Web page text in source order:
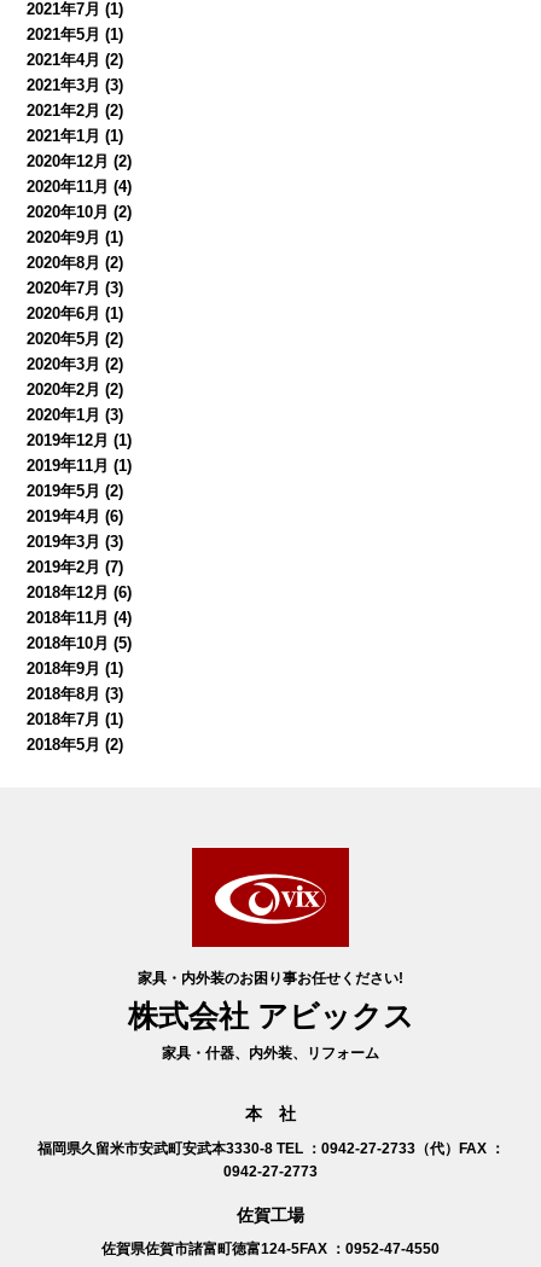
2021年7月 (1)
2021年5月 (1)
2021年4月 (2)
2021年3月 (3)
2021年2月 (2)
2021年1月 (1)
2020年12月 (2)
2020年11月 (4)
2020年10月 (2)
2020年9月 (1)
2020年8月 (2)
2020年7月 (3)
2020年6月 (1)
2020年5月 (2)
2020年3月 (2)
2020年2月 (2)
2020年1月 (3)
2019年12月 (1)
2019年11月 (1)
2019年5月 (2)
2019年4月 (6)
2019年3月 (3)
2019年2月 (7)
2018年12月 (6)
2018年11月 (4)
2018年10月 (5)
2018年9月 (1)
2018年8月 (3)
2018年7月 (1)
2018年5月 (2)
家具・内外装のお困り事お任せください!
株式会社 アビックス
家具・什器、内外装、リフォーム
本 社
福岡県久留米市安武町安武本3330-8 TEL ：0942-27-2733（代）FAX ：
0942-27-2773
佐賀工場
佐賀県佐賀市諸富町徳富124-5FAX ：0952-47-4550